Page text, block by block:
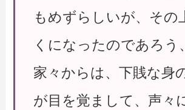
もめずらしいが、その
くになったのであろう
家々からは、下賎な身
が目を覚まして、声々